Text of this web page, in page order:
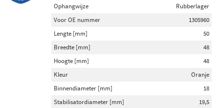
Ophangwijze
Rubberlager
Voor OE nummer
1305960
Lengte [mm]
50
Breedte [mm]
48
Hoogte [mm]
48
Kleur
Oranje
Binnendiameter [mm]
18
Stabilisatordiameter [mm]
19,5